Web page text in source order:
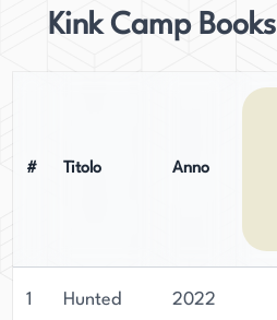
Kink Camp Books
# Titolo Anno
1 Hunted 2022